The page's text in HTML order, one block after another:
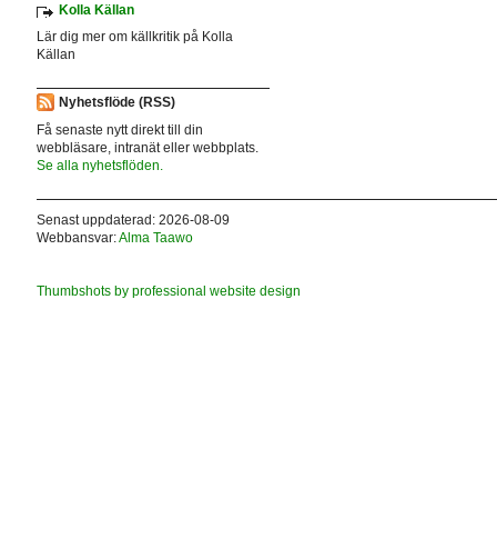
Kolla Källan
Lär dig mer om källkritik på Kolla
Källan
Nyhetsflöde (RSS)
Få senaste nytt direkt till din
webbläsare, intranät eller webbplats.
Se alla nyhetsflöden.
Senast uppdaterad: 2026-08-09
Webbansvar:Alma Taawo
Thumbshots by professional website design